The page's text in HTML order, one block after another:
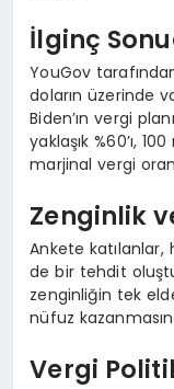
İlginç
YouGov
doların üzerinde
Biden’ın vergi
yaklaşık %60’ı,
marjinal vergi
Zenginlik
Ankete katılanlar,
de bir tehdit
zenginliğin tek
nüfuz
Vergi